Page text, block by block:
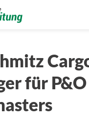
für P&O